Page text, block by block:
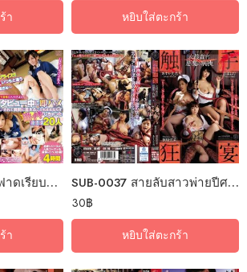
า หยิบใส่ตะกร้า
SUB-0036 สี่วิเสียบฟาดเรียบไม่ตั้งตัว
า
SUB-0037 สายลับสาวพ่ายปีศาจหนวด
30฿
หยิบใส่ตะกร้า